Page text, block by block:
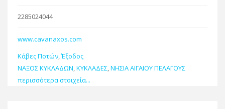
2285024044
www.cavanaxos.com
Κάβες Ποτών,Έξοδος
ΝΑΞΟΣ ΚΥΚΛΑΔΩΝ,ΚΥΚΛΑΔΕΣ,ΝΗΣΙΑ ΑΙΓΑΙΟΥ ΠΕΛΑΓΟΥΣ
περισσότερα στοιχεία...